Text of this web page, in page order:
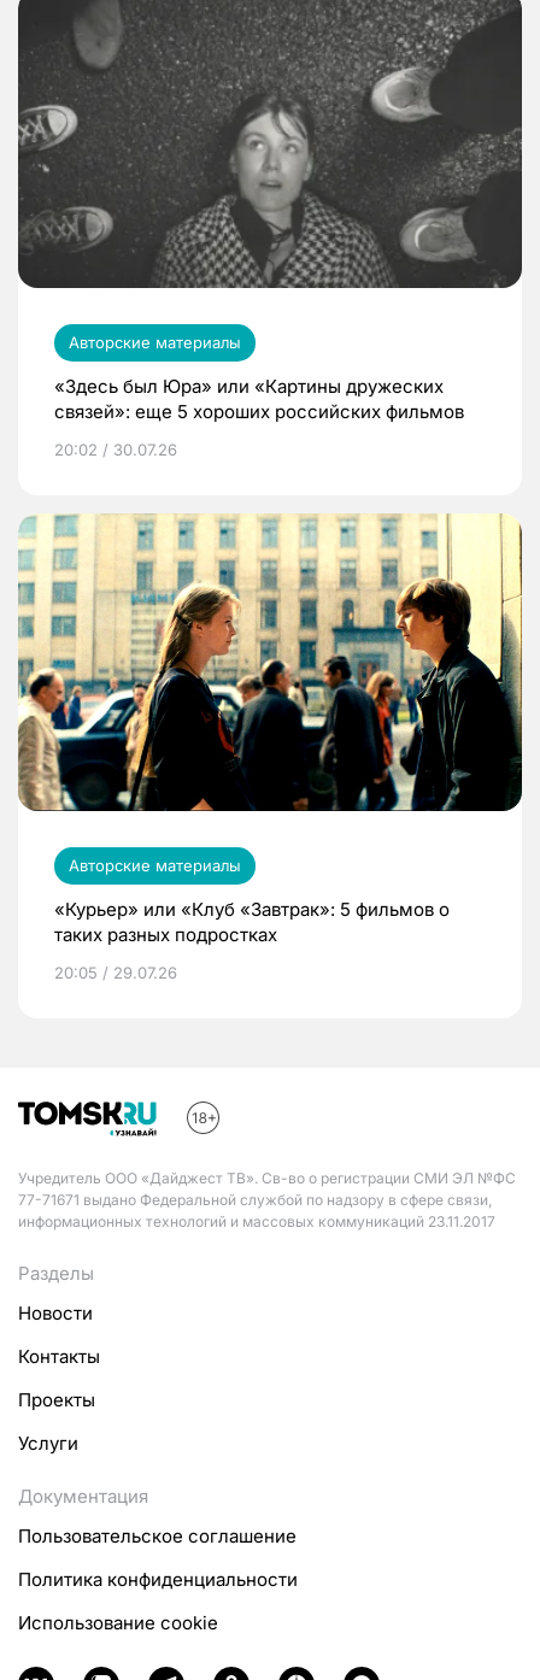
Авторские материалы
«Здесь был Юра» или «Картины дружеских
связей»: еще 5 хороших российских фильмов
20:02 / 30.07.26
Авторские материалы
«Курьер» или «Клуб «Завтрак»: 5 фильмов о
таких разных подростках
20:05 / 29.07.26
Учредитель ООО «Дайджест ТВ». Св-во о регистрации СМИ ЭЛ №ФС
77-71671 выдано Федеральной службой по надзору в сфере связи,
информационных технологий и массовых коммуникаций 23.11.2017
Разделы
Новости
Контакты
Проекты
Услуги
Документация
Пользовательское соглашение
Политика конфиденциальности
Использование cookie